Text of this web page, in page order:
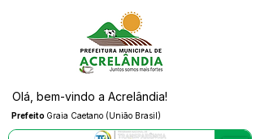
Prefeito Graia Caetano (União Brasil)
Olá, bem-vindo a Acrelândia!